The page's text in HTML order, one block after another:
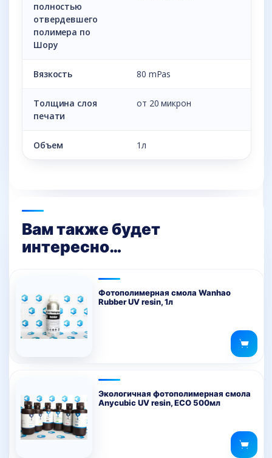
полностью
отвердевшего
полимера по
Шору
Вязкость 80 mPas
Толщина слоя
печати
от 20 микрон
Объем 1л
Вам также будет
интересно…
Фотополимерная смола Wanhao
Rubber UV resin, 1л
Экологичная фотополимерная смола
Anycubic UV resin, ECO 500мл